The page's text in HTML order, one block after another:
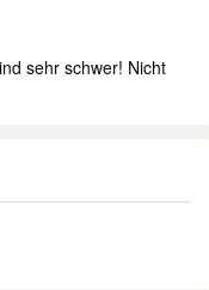
sehr schwer! Nicht